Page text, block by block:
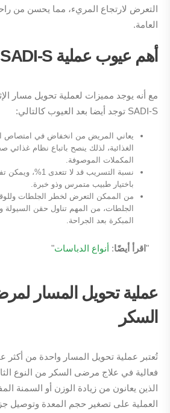
التعرض لارتجاع المريء، مما يحسن من
العامة.
أهم عيوب عمليةSADI-S
مع أنه يوجد مميزات لعملية تحويل مسار
SADI-S توجد أيضا بعد العيوب كالتالي:
يعاني المريض من انخفاض في امتصاص
الغذائية، لذلك ينصح باتباع نظام غذائي
المكملات الموصوفة.
نسبة التسريب قد لا تتعدى 1%،
باختيار طبيب متمرس وذو خبرة.
من الممكن التعرض لخطر الجلطات
الجلطات، من المهم تناول حقن السيولة
المبكرة بعد الجراحة.
"اقرأ أيضًا: أنواع الدباسات"
عملية تحويل المسار
السكر
تُعتبر عملية تحويل المسار واحدة من أكثر
فعالية في علاج مرضى السكر من النوع
الذين يعانون من زيادة الوزن أو السمنة
العملية على تصغير حجم المعدة وتوصيل